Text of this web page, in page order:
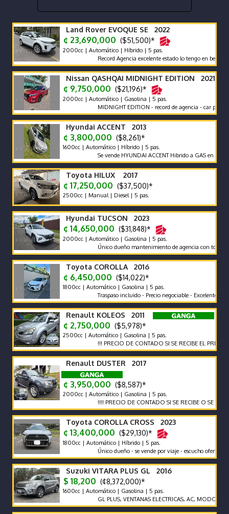
Land Rover EVOQUE SE 2022
¢ 23,690,000 ($51,500)*
2000cc | Automático | Híbrido | 5 pas.
Record Agencia excelente estado lo tengo en belen heredia
Nissan QASHQAI MIDNIGHT EDITION 2021
¢ 9,750,000 ($21,196)*
2000cc | Automático | Gasolina | 5 pas.
MIDNIGHT EDITION - record de agencia - car play - poco
Hyundai ACCENT 2013
¢ 3,800,000 ($8,261)*
1600cc | Automático | Híbrido | 5 pas.
Se vende HYUNDAI ACCENT Hibrido a GAS en excelente
Toyota HILUX 2017
¢ 17,250,000 ($37,500)*
2500cc | Manual | Diesel | 5 pas.
Hyundai TUCSON 2023
¢ 14,650,000 ($31,848)*
2000cc | Automático | Gasolina | 5 pas.
Único dueño mantenimiento de agencia con todas las
Toyota COROLLA 2016
¢ 6,450,000 ($14,022)*
1800cc | Automático | Gasolina | 5 pas.
Traspaso incluido - Precio negociable - Excelente estado
Renault KOLEOS 2011
¢ 2,750,000 ($5,978)*
2500cc | Automático | Gasolina | 5 pas.
!!! PRECIO DE CONTADO SI SE RECIBE EL PRECIO
Renault DUSTER 2017
¢ 3,950,000 ($8,587)*
2000cc | Automático | Gasolina | 5 pas.
!!!! PRECIO DE CONTADO SI SE RECIBE O SE FINANCIA
Toyota COROLLA CROSS 2023
¢ 13,400,000 ($29,130)*
1800cc | Automático | Híbrido | 5 pas.
Único dueño - se vende por viaje - escucho ofertas
Suzuki VITARA PLUS GL 2016
$ 18,200 (¢8,372,000)*
1600cc | Automático | Gasolina | 5 pas.
GL PLUS, VENTANAS ELECTRICAS, AC, MODOS DE